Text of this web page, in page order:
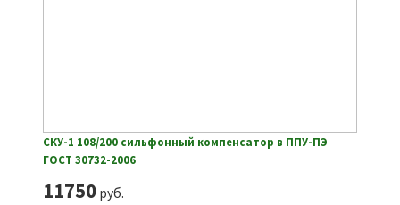
СКУ-1 108/200 сильфонный компенсатор в ППУ-ПЭ
ГОСТ 30732-2006
11750руб.